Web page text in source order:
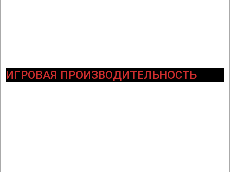
ИГРОВАЯ ПРОИЗВОДИТЕЛЬНОСТЬ